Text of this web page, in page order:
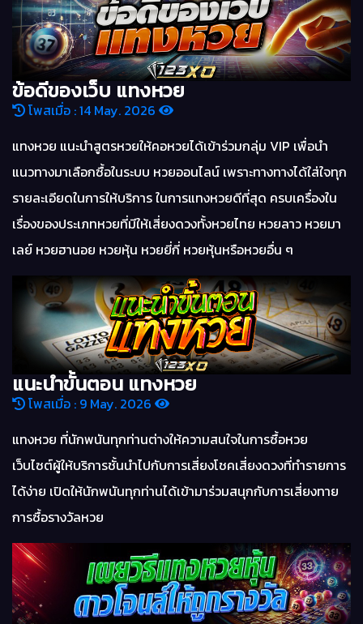
ข้อดีของเว็บ แทงหวย
โพสเมื่อ : 14 May. 2026
แทงหวย แนะนำสูตรหวยให้คอหวยได้เข้าร่วมกลุ่ม VIP เพื่อนำ
แนวทางมาเลือกซื้อในระบบ หวยออนไลน์ เพราะทางทางได้ใส่ใจทุก
รายละเอียดในการให้บริการ ในการแทงหวยดีที่สุด ครบเครื่องใน
เรื่องของประเภทหวยที่มีให้เสี่ยงดวงทั้งหวยไทย หวยลาว หวยมา
เลย์ หวยฮานอย หวยหุ้น หวยยี่กี่ หวยหุ้นหรือหวยอื่น ๆ
แนะนำขั้นตอน แทงหวย
โพสเมื่อ : 9 May. 2026
แทงหวย ที่นักพนันทุกท่านต่างให้ความสนใจในการซื้อหวย
เว็บไซต์ผู้ให้บริการชั้นนำไปกับการเสี่ยงโชคเสี่ยงดวงที่ทำรายการ
ได้ง่าย เปิดให้นักพนันทุกท่านได้เข้ามาร่วมสนุกกับการเสี่ยงทาย
การซื้อรางวัลหวย